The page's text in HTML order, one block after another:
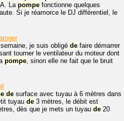
La pompe fonctionne quelques
Si je réamorce le DJ différentiel, le
je suis obligé de faire démarrer
tourner le ventilateur du moteur dont
pompe , sinon elle ne fait que le bruit
de surface avec tuyau à 6 mètres dans
tuyau de 3 mètres, le débit est
dès que je mets un tuyau de 20